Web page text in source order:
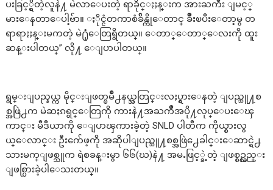
ပးခြင့္ရွိတဲ့လူနဲ႔ မဲလာေပးတဲ့ ရာခိုင္ႏႈန္းက အားႀကီး ျမင့္
မားေနတာေပါ့ဗ်ာ။ ႏိုင္ငံတကာစံခ်ိန္ကိုေတာင္ ခ်ိဳးၿပီးေတာ့မွ တ
ရာရာႏႈန္းမကတဲ့ မဲ႐ုံေတြရွိတယ္။ ေတာ္ေတာ္ေလးကို ထူး
ဆန္းပါတယ္” လို႔ ေျပာပါတယ္။
ရွမ္းျပည္နယ္က မိုင္းျဖတ္ၿမိဳ႕နယ္အတြင္းလႈပ္ရွားေနတဲ့ ျပည္သူ႔စ
စ္အဖြဲ႕က မဲဆႏၵရွင္ေတြကို ကားနဲ႔အႀကိဳအပို႔လုပ္ေပးေၾ
ကာင္း မီဒီယာကို ေျပာၾကားခဲ့တဲ့ SNLD ပါတီက ကိုယ္စားလွ
ယ္ေလာင္း ဦးက်ေဖ့ကို အဆိုပါျပည္သူ႔စစ္အဖြဲ႕ေခါင္းေဆာင္ရဲ႕
သားမက္ျဖစ္သူက ရဲစခန္းမွာ ၆၆(ဃ)နဲ႔ အမႉဖြင့္ခဲ့တဲ့ ျဖစ္စဥ္လည္း
ျဖစ္ပြားခဲ့ပါေသးတယ္။